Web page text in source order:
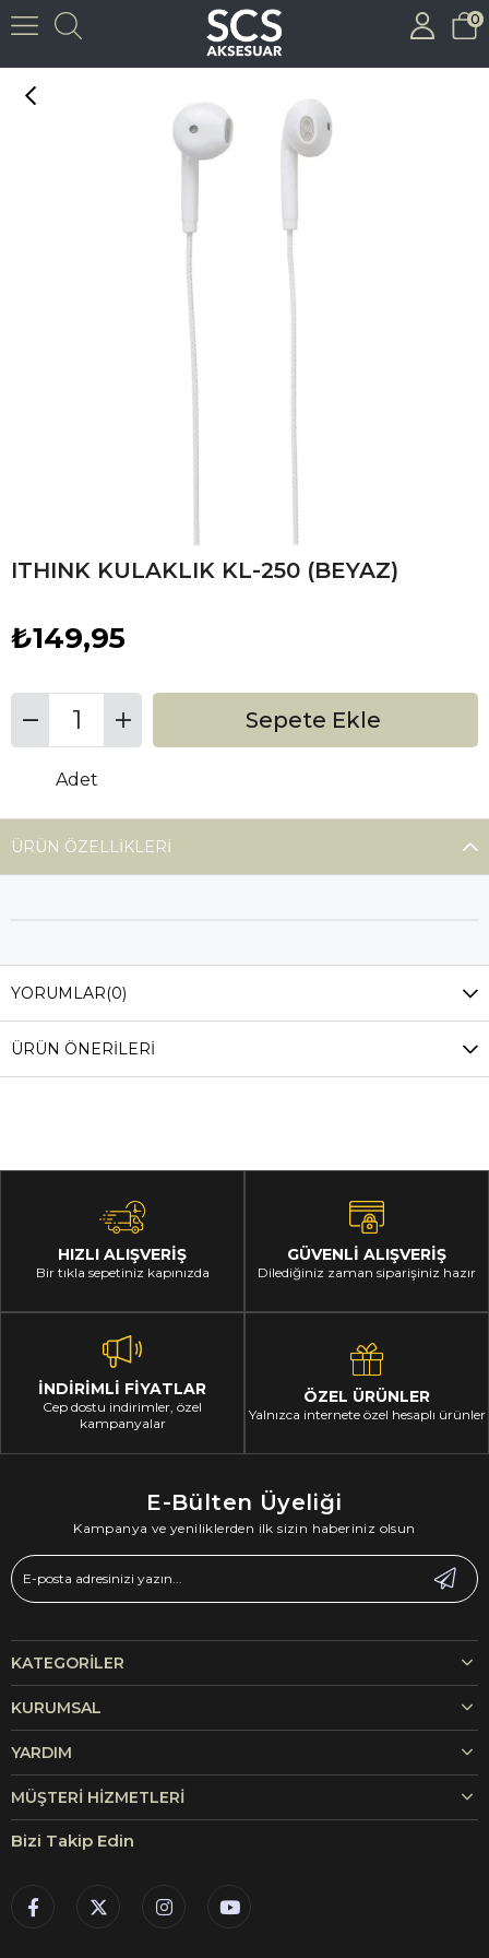
0
ITHINK KULAKLIK KL-250 (BEYAZ)
₺149,95
Adet
ÜRÜN ÖZELLIKLERI
YORUMLAR(0)
ÜRÜN ÖNERILERI
HIZLI ALIŞVERİŞ
Bir tıkla sepetiniz kapınızda
GÜVENLİ ALIŞVERİŞ
Dilediğiniz zaman siparişiniz hazır
İNDİRİMLİ FİYATLAR
Cep dostu indirimler, özel
kampanyalar
ÖZEL ÜRÜNLER
Yalnızca internete özel hesaplı ürünler
E-Bülten Üyeliği
Kampanya ve yeniliklerden ilk sizin haberiniz olsun
KATEGORILER
KURUMSAL
YARDIM
MÜŞTERI HIZMETLERI
Bizi Takip Edin